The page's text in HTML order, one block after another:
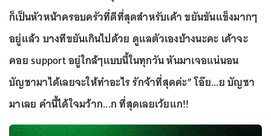
ก็เป็นหัวหน้าครอบครัวที่ดีที่สุดสำหรับเค้า ขยันขันแข็งมากๆ
อยู่แล้ว บางทีขยันเกินไปด้วย ดูแลตัวเองบ้างนะคะ เค้าจะ
คอย support อยู่ใกล้ๆแบบนี้ในทุกวัน หันมาเจอแน่นอน
บัญชามาได้เลยจะให้ทำอะไร รักจ้าที่สุดค่ะ” โอ๊ย...ย บัญชา
มาเลย คำนี้ได้ใจมว้าก...ก ที่สุดเลยเว้ยแก!!